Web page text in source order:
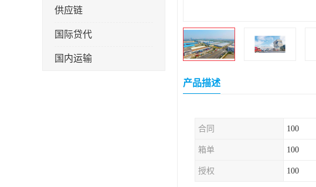
供应链
国际贷代
国内运输
产品描述
合同 100
箱单 100
授权 100